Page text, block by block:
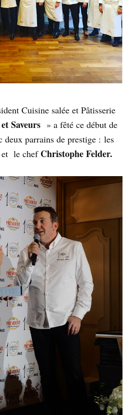
Cuisine salée et Pâtisserie
Saveurs » a fêté ce début de
deux parrains de prestige : les
et le chef Christophe Felder.